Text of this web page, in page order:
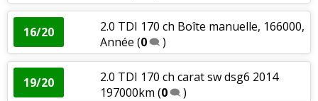
16/20
2.0 TDI 170 ch Boîte manuelle, 166000,
Année (0 )
19/20
2.0 TDI 170 ch carat sw dsg6 2014
197000km (0 )